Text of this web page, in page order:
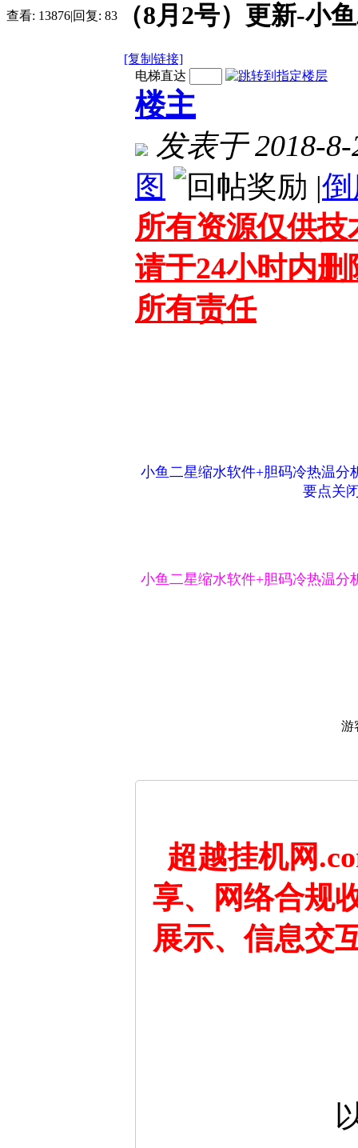
查看: 13876|回复: 83 （8月2号）更新-小
[复制链接]
电梯直达
楼主
发表于 2018-
图
|
所有资源仅供
请于24小时内
所有责任
小鱼二星缩水软件+胆码冷热温分
要点关
小鱼二星缩水软件+胆码冷热温分
游
超越挂机网
享、网络合规
展示、信息交